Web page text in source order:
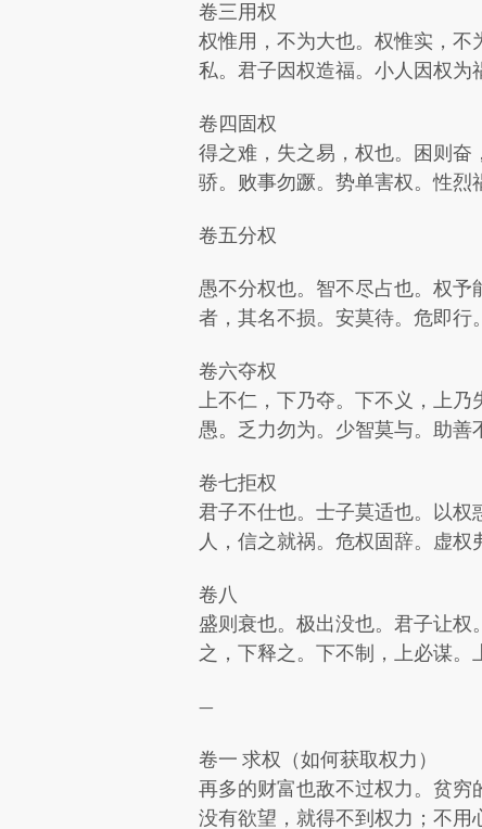
卷三用权
权惟用，不为大也。权惟实，
私。君子因权造福。小人因权为
卷四固权
得之难，失之易，权也。困则
骄。败事勿蹶。势单害权。性烈
卷五分权
愚不分权也。智不尽占也。权
者，其名不损。安莫待。危即行
卷六夺权
上不仁，下乃夺。下不义，上
愚。乏力勿为。少智莫与。助善
卷七拒权
君子不仕也。士子莫适也。以
人，信之就祸。危权固辞。虚权
卷八
盛则衰也。极出没也。君子让
之，下释之。下不制，上必谋。
—
卷一 求权（如何获取权力）
再多的财富也敌不过权力。贫穷
没有欲望，就得不到权力；不